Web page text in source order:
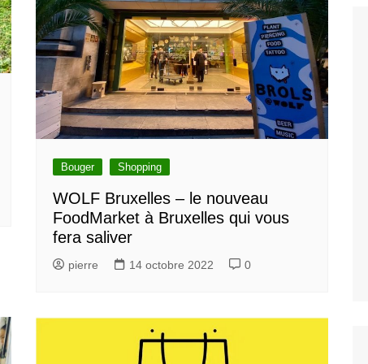
à
et attractions
Découvrez les
et attractions
et voir à
et Jardin à
et galleries à
Bouger Shopping
WOLF Bruxelles – le nouveau
FoodMarket à Bruxelles qui vous
fera saliver
pierre 14 octobre 2022 0